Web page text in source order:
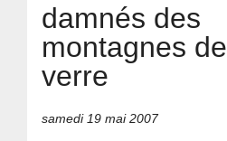
damnés des
montagnes de
verre
samedi 19 mai 2007